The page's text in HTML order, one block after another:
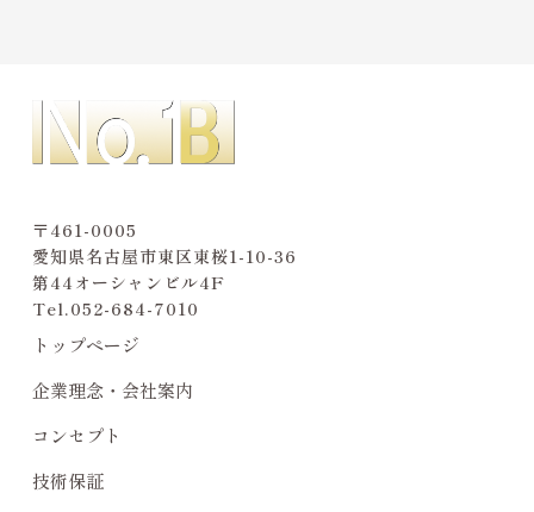
〒461-0005
愛知県名古屋市東区東桜1-10-36
第44オーシャンビル4F
Tel.052-684-7010
トップページ
企業理念・会社案内
コンセプト
技術保証